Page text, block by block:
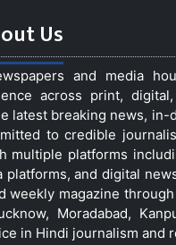
Us
and media
across print,
latest breaking news, in-
to credible
platforms
and digital
magazine
Moradabad,
in Hindi journalism and